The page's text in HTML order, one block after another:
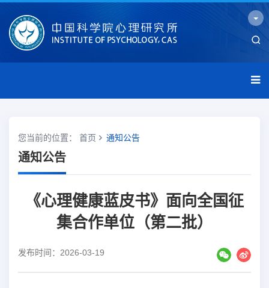
您当前的位置： 首页 通知公告
通知公告
《心理健康蓝皮书》面向全国征
集合作单位（第二批）
发布时间：2026-03-19